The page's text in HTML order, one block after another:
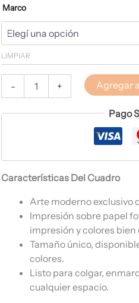
Marco
LIMPIAR
- + Agregar
Pago
Características Del Cuadro
Arte moderno exclusivo
Impresión sobre papel
impresión y colores
Tamaño único,
colores.
Listo para colgar,
cualquier espacio.